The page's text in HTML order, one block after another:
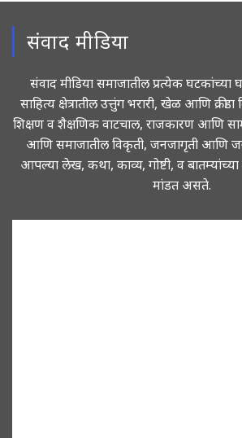
संवाद मीडिया
संवाद मीडिया समाजातील प्रत्येक
साहित्य क्षेत्रातील उत्तुंग भरारी, खेळ आणि
शिक्षण व शैक्षणिक वाटचाल, राजकारण आणि
आणि समाजातील विकृती, जनजागृती आणि
आपल्या लेख, कथा, काव्य, गोष्टी, व
मांडत असते.